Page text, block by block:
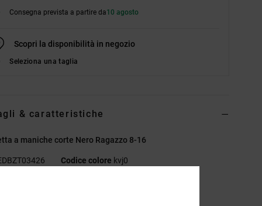
Consegna prevista a partire da10 agosto
Scopri la disponibilità in negozio
Seleziona una taglia
& caratteristiche
a maniche corte Nero Ragazzo 8-16
Codice colore kvj0